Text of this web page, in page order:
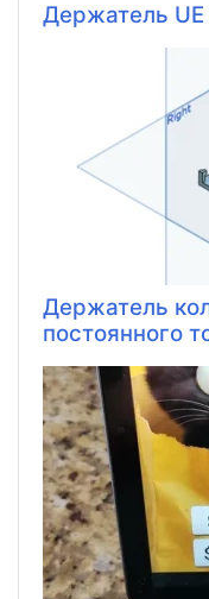
Держатель
Держатель
постоянного